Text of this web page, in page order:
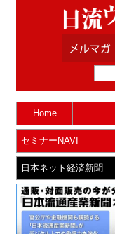
Home
セミナーNAVI
日本ネット経済新聞